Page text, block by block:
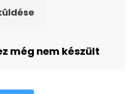
még nem készült